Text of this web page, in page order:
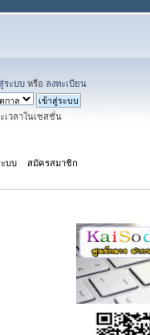
ระบบ หรือ ลงทะเบียน
เวลาในเซสชั่น
ะบบ สมัครสมาชิก